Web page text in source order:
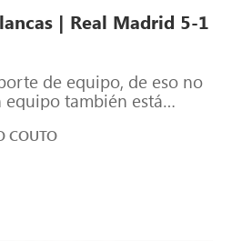
| Real Madrid 5-1
de equipo, de eso no
equipo también está
COUTO